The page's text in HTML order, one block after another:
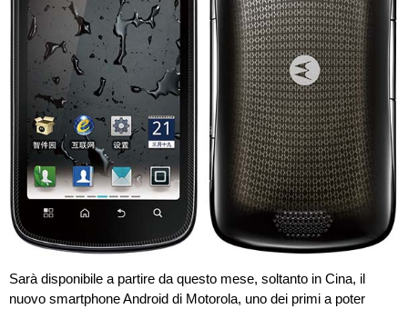
Sarà disponibile a partire da questo mese, soltanto in Cina, il
nuovo smartphone Android di Motorola, uno dei primi a poter